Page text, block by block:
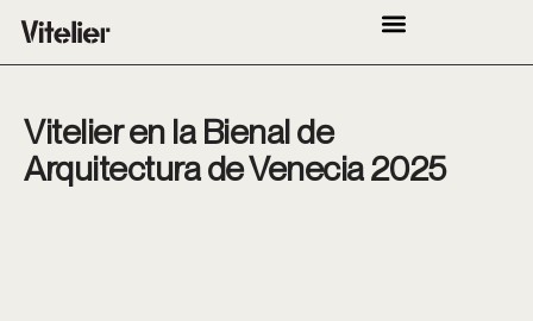
Vitelier en la Bienal de
Arquitectura de Venecia 2025